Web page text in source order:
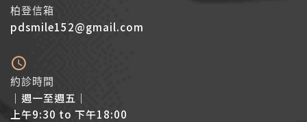
柏登信箱
pdsmile152@gmail.com
約診時間
│週一至週五│
上午9:30 to 下午18:00